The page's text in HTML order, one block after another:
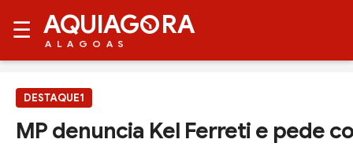
☰ AQUIAG RA
ALAGOAS
DESTAQUE1
MP denuncia Kel Ferreti e pede